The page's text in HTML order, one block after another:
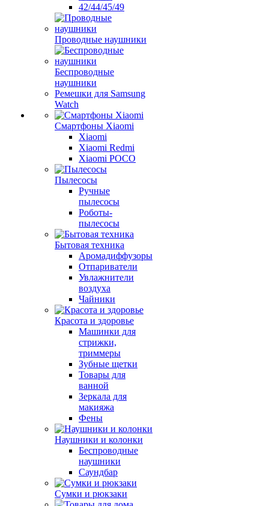
42/44/45/49
Проводные наушники
Беспроводные
наушники
Ремешки для Samsung
Watch
Смартфоны Xiaomi
Xiaomi
Xiaomi Redmi
Xiaomi POCO
Пылесосы
Ручные
пылесосы
Роботы-
пылесосы
Бытовая техника
Аромадиффузоры
Отпариватели
Увлажнители
воздуха
Чайники
Красота и здоровье
Машинки для
стрижки,
триммеры
Зубные щетки
Товары для
ванной
Зеркала для
макияжа
Фены
Наушники и колонки
Беспроводные
наушники
Саундбар
Сумки и рюкзаки